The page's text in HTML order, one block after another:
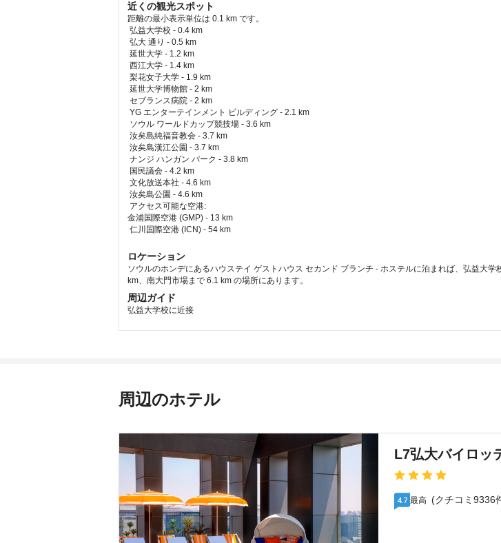
近くの観光スポット
距離の最小表示単位は 0.1 km です。
弘益大学校 - 0.4 km
弘大 通り - 0.5 km
延世大学 - 1.2 km
西江大学 - 1.4 km
梨花女子大学 - 1.9 km
延世大学博物館 - 2 km
セブランス病院 - 2 km
YG エンターテインメント ビルディング - 2.1 km
ソウル ワールドカップ競技場 - 3.6 km
汝矣島純福音教会 - 3.7 km
汝矣島漢江公園 - 3.7 km
ナンジ ハンガン パーク - 3.8 km
国民議会 - 4.2 km
文化放送本社 - 4.6 km
汝矣島公園 - 4.6 km
アクセス可能な空港:
金浦国際空港 (GMP) - 13 km
仁川国際空港 (ICN) - 54 km
ロケーション
ソウルのホンデにあるハウステイ ゲストハウス セカンド ブランチ - ホステルに泊まれば、弘益大
km、南大門市場まで 6.1 km の場所にあります。
周辺ガイド
弘益大学校に近接
周辺のホテル
L7弘大バイロッ
4.7 最高 (クチコミ9336